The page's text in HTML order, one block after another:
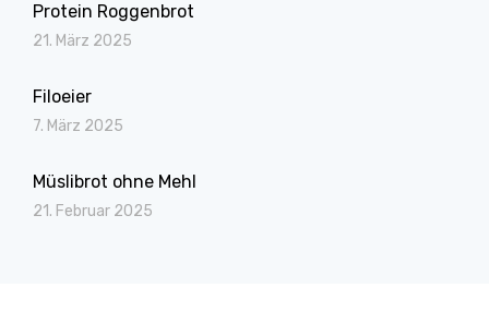
Protein Roggenbrot
21. März 2025
Filoeier
7. März 2025
Müslibrot ohne Mehl
21. Februar 2025